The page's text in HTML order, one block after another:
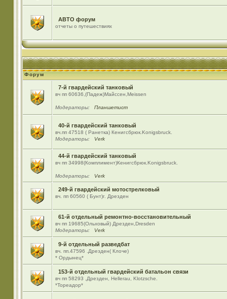
АВТО форум
отчеты о путешествиях
Форум
7-й гвардейский танковый
вч пп 60636,(Падеж)Майсcен,Meissen
Модераторы: Планшетист
40-й гвардейский танковый
вч.пп 47518 ( Ранетка) Кенигсбрюк.Konigsbruck.
Модераторы:
Verk
44-й гвардейский танковый
вч пп 34998(Комплимент)Кенигсбрюк.Konigsbruck.
Модераторы: Verk
249-й гвардейский мотострелковый
вч. пп 60560 ( Бунт)г. Дрезден
61-й отдельный ремонтно-восстановительный
вч пп 19685(Ольховый) Дрезден,Dresden
Модераторы:
Verk
9-й отдельный разведбат
вч. пп.47596 .Дрезден( Клоче)
* Ордынец*
153-й отдельный гвардейский батальон связи
вч пп 58293 ,Дрезден, Hellerau, Klotzsche.
*Тореадор*